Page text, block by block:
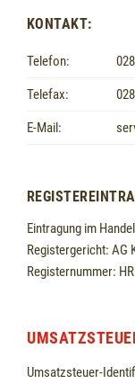
KONTAKT:
Telefon:
Telefax:
E-Mail:
Eintragung im
Registergericht: AG
Registernummer:
Umsatzsteuer-